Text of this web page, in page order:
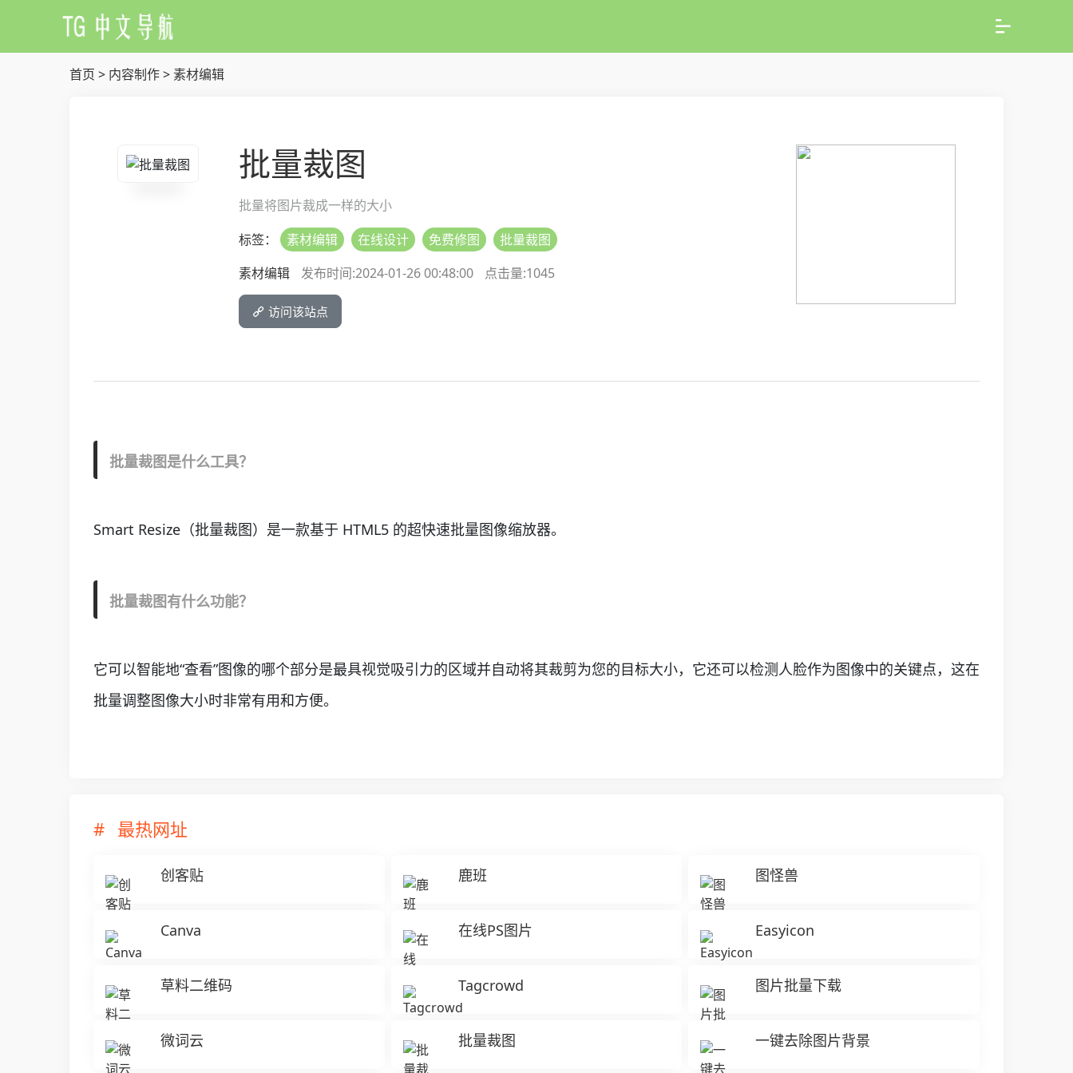
首页 > 内容制作>素材编辑
批量裁图
批量将图片裁成一样的大小
标签：
素材编辑 在线设计 免费修图
批量裁图
素材编辑
发布时间:2024-01-26 00:48:00 点击量:1045
访问该站点
批量裁图是什么工具？
Smart Resize（批量裁图）是一款基于 HTML5 的超快速批量图像缩放器。
批量裁图 有什么功能？
它可以智能地“查看”图像的哪个部分是最具视觉吸引力的区域并自动将其裁剪为您的目标大小，它还可以检测人脸作为图像中的关键点，这在
批量调整图像大小时非常有用和方便。
最热网址
创客贴 鹿班 图怪兽
Canva 在线PS图片 Easyicon
草料二维码 Tagcrowd 图片批量下载
微词云 批量裁图 一键去除图片背景